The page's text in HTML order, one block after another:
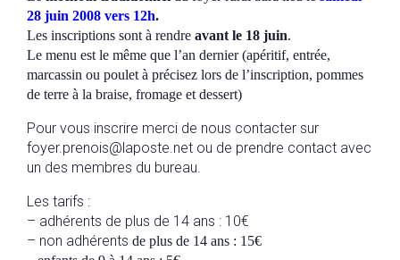
28 juin 2008 vers 12h.
Les inscriptions sont à rendre avant le 18 juin.
Le menu est le même que l’an dernier (apéritif, entrée,
marcassin ou poulet à précisez lors de l’inscription, pommes
de terre à la braise, fromage et dessert)
Pour vous inscrire merci de nous contacter sur
foyer.prenois@laposte.net ou de prendre contact avec
un des membres du bureau.
Les tarifs :
– adhérents de plus de 14 ans : 10€
– non adhérents de plus de 14 ans : 15€